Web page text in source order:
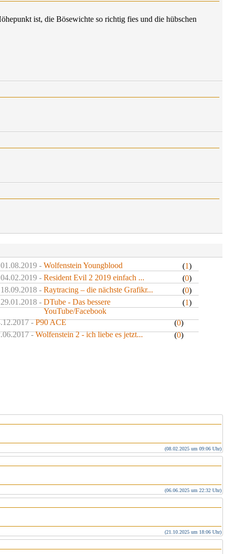
ist, die Bösewichte so richtig fies und die hübschen
- Wolfenstein Youngblood (1)
- Resident Evil 2 2019 einfach ... (0)
- Raytracing – die nächste Grafikr... (0)
- DTube - Das bessere
YouTube/Facebook
(1)
- P90 ACE (0)
- Wolfenstein 2 - ich liebe es jetzt... (0)
(08.02.2025 um 09:06 Uhr)
(06.06.2025 um 22:32 Uhr)
(21.10.2025 um 18:06 Uhr)